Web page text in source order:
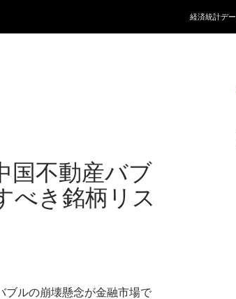
経済統計デ
国不動産バブ
べき銘柄リス
ブルの崩壊懸念が金融市場で